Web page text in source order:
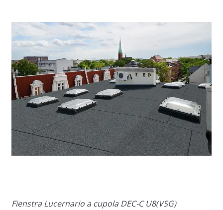
Fienstra Lucernario a cupola DEC-C U8(VSG)